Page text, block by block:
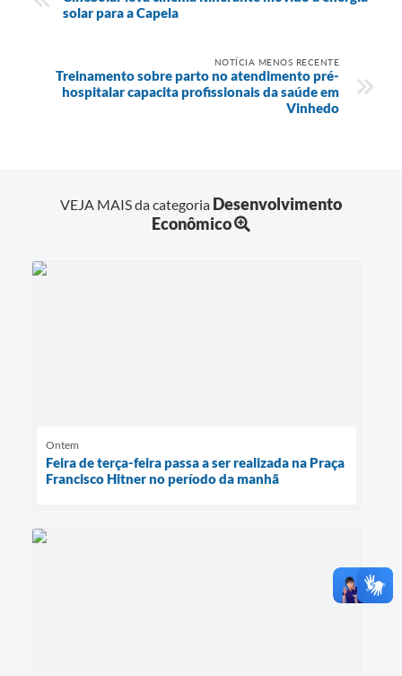
solar para a Capela
NOTÍCIA MENOS RECENTE
Treinamento sobre parto no atendimento pré-
hospitalar capacita profissionais da saúde em
Vinhedo
VEJA MAIS da categoria Desenvolvimento
Econômico
Ontem
Feira de terça-feira passa a ser realizada na Praça
Francisco Hitner no período da manhã